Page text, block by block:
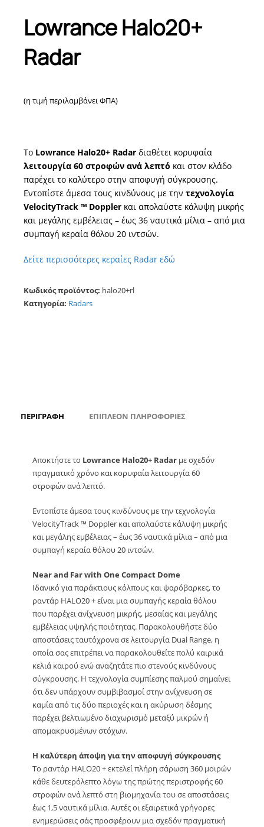
Lowrance Halo20+
Radar
(η τιμή περιλαμβάνει ΦΠΑ)
Το Lowrance Halo20+ Radar διαθέτει κορυφαία
λειτουργία 60 στροφών ανά λεπτό και στον κλάδο
παρέχει το καλύτερο στην αποφυγή σύγκρουσης.
Εντοπίστε άμεσα τους κινδύνους με την τεχνολογία
VelocityTrack ™ Doppler και απολαύστε κάλυψη μικρής
και μεγάλης εμβέλειας – έως 36 ναυτικά μίλια – από μια
συμπαγή κεραία θόλου 20 ιντσών.
Δείτε περισσότερες κεραίες Radar εδώ
Κωδικός προϊόντος: halo20+rl
Κατηγορία: Radars
ΠΕΡΙΓΡΑΦΉ ΕΠΙΠΛΈΟΝ ΠΛΗΡΟΦΟΡΊΕΣ
Αποκτήστε το Lowrance Halo20+ Radar με σχεδόν
πραγματικό χρόνο και κορυφαία λειτουργία 60
στροφών ανά λεπτό.
Εντοπίστε άμεσα τους κινδύνους με την τεχνολογία
VelocityTrack ™ Doppler και απολαύστε κάλυψη μικρής
και μεγάλης εμβέλειας – έως 36 ναυτικά μίλια – από μια
συμπαγή κεραία θόλου 20 ιντσών.
Near and Far with One Compact Dome
Ιδανικό για παράκτιους κόλπους και ψαρόβαρκες, το
ραντάρ HALO20 + είναι μια συμπαγής κεραία θόλου
που παρέχει ανίχνευση μικρής, μεσαίας και μεγάλης
εμβέλειας υψηλής ποιότητας. Παρακολουθήστε δύο
αποστάσεις ταυτόχρονα σε λειτουργία Dual Range, η
οποία σας επιτρέπει να παρακολουθείτε πολύ καιρικά
κελιά καιρού ενώ αναζητάτε πιο στενούς κινδύνους
σύγκρουσης. Η τεχνολογία συμπίεσης παλμού σημαίνει
ότι δεν υπάρχουν συμβιβασμοί στην ανίχνευση σε
καμία από τις δύο περιοχές και η ακύρωση δέσμης
παρέχει βελτιωμένο διαχωρισμό μεταξύ μικρών ή
απομακρυσμένων στόχων.
Η καλύτερη άποψη για την αποφυγή σύγκρουσης
Το ραντάρ HALO20 + εκτελεί πλήρη σάρωση 360 μοιρών
κάθε δευτερόλεπτο λόγω της πρώτης περιστροφής 60
στροφών ανά λεπτό στη βιομηχανία του σε αποστάσεις
έως 1,5 ναυτικά μίλια. Αυτές οι εξαιρετικά γρήγορες
ενημερώσεις σάς προσφέρουν μια σχεδόν πραγματική